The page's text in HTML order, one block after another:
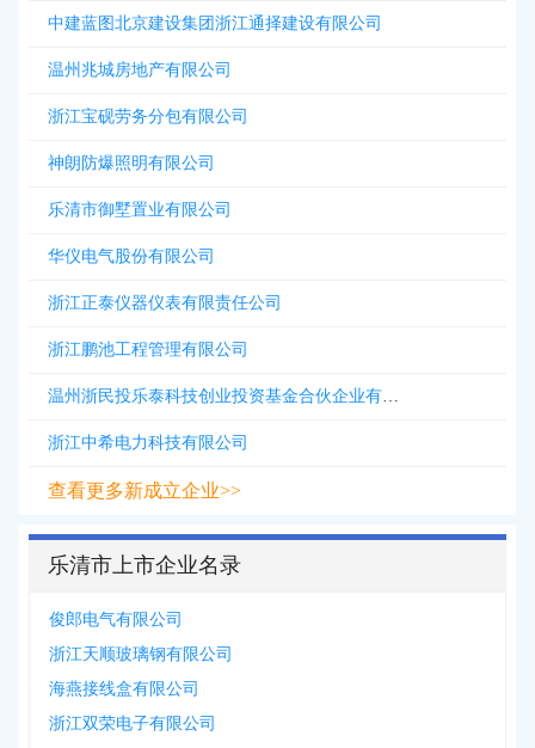
中建蓝图北京建设集团浙江通择建设有限公司
温州兆城房地产有限公司
浙江宝砚劳务分包有限公司
神朗防爆照明有限公司
乐清市御墅置业有限公司
华仪电气股份有限公司
浙江正泰仪器仪表有限责任公司
浙江鹏池工程管理有限公司
温州浙民投乐泰科技创业投资基金合伙企业有限合伙
浙江中希电力科技有限公司
查看更多新成立企业>>
乐清市上市企业名录
俊郎电气有限公司
浙江天顺玻璃钢有限公司
海燕接线盒有限公司
浙江双荣电子有限公司